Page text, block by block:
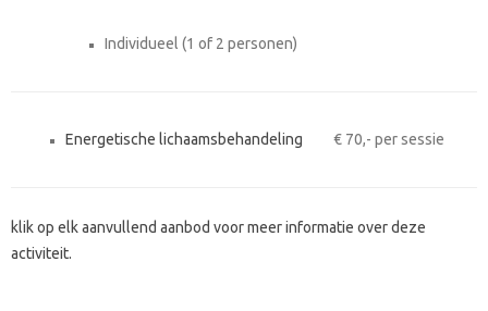
Individueel (1 of 2 personen)
Energetische lichaamsbehandeling € 70,- per sessie
klik op elk aanvullend aanbod voor meer informatie over deze
activiteit.